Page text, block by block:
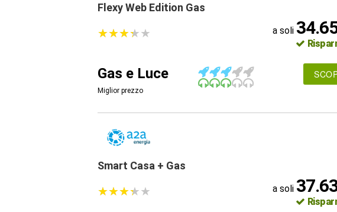
Flexy Web Edition Gas
★★★★★
★★★★★ a soli
Gas e Luce
Miglior prezzo
Smart Casa + Gas
★★★★★
★★★★★ a soli